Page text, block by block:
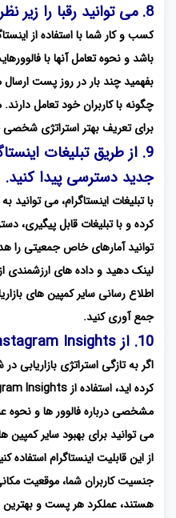
8. می توانید رقبا را زیر نظر داشته باشید.
کسب و کار شما با استفاده از
باشد و نحوه تعامل آنها با
بفهمید چند بار در روز پست
چگونه با کاربران خود تعامل
برای تعریف بهتر استراتژی شخصی
9. از طریق تبلیغات
جدید دسترسی پیدا کنید.
با تبلیغات اینستاگرام، می
کرده و با تبلیغات قابل
توانید آمارهای خاص جمعیتی را
لینک دهید و داده های ارزشمندی
اطلاع رسانی سایر کمپین های
جمع آوری کنید.
10. از Instagram Insights استفاده کنید.
اگر به تازگی استراتژی
مشخصی درباره فالوور ها و نحوه
می توانید برای بهبود سایر
جنسیت کاربران شما، موقعیت
هستند، عملکرد هر پست و بهترین